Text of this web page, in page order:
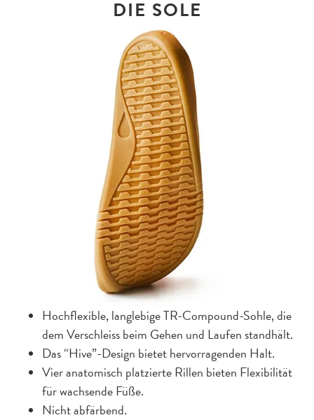
DIE SOLE
Hochflexible, langlebige TR-Compound-Sohle, die
dem Verschleiss beim Gehen und Laufen standhält.
Das “Hive”-Design bietet hervorragenden Halt.
Vier anatomisch platzierte Rillen bieten Flexibilität
für wachsende Füße.
Nicht abfärbend.